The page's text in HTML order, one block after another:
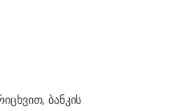
ბანკის